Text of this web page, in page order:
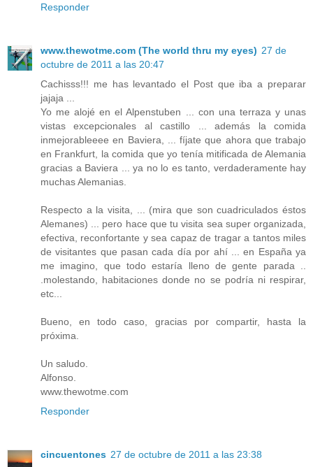
Responder
www.thewotme.com (The world thru my eyes) 27 de
octubre de 2011 a las 20:47
Cachisss!!! me has levantado el Post que iba a preparar
jajaja ...
Yo me alojé en el Alpenstuben ... con una terraza y unas
vistas excepcionales al castillo ... además la comida
inmejorableeee en Baviera, ... fíjate que ahora que trabajo
en Frankfurt, la comida que yo tenía mitificada de Alemania
gracias a Baviera ... ya no lo es tanto, verdaderamente hay
muchas Alemanias.
Respecto a la visita, ... (mira que son cuadriculados éstos
Alemanes) ... pero hace que tu visita sea super organizada,
efectiva, reconfortante y sea capaz de tragar a tantos miles
de visitantes que pasan cada día por ahí ... en España ya
me imagino, que todo estaría lleno de gente parada ..
.molestando, habitaciones donde no se podría ni respirar,
etc...
Bueno, en todo caso, gracias por compartir, hasta la
próxima.
Un saludo.
Alfonso.
www.thewotme.com
Responder
cincuentones 27 de octubre de 2011 a las 23:38